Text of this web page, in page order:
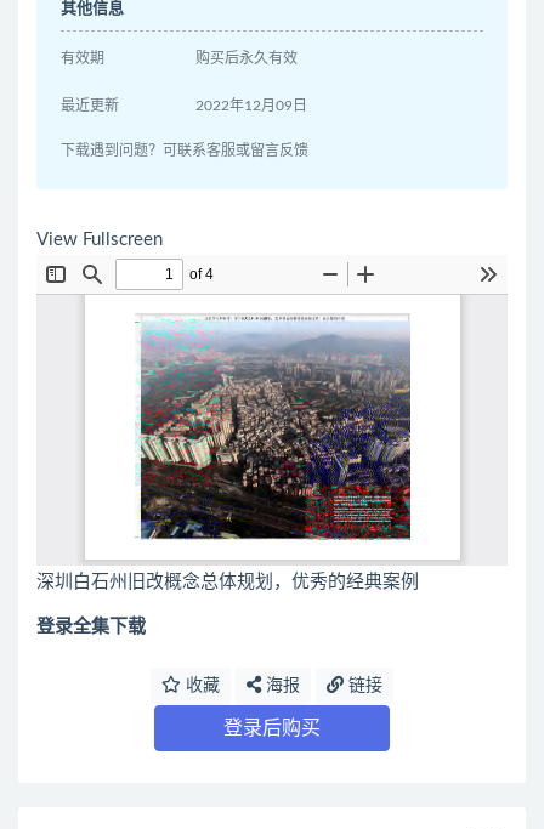
其他信息
有效期 购买后永久有效
最近更新 2022年12月09日
下载遇到问题？可联系客服或留言反馈
View Fullscreen
深圳白石州旧改概念总体规划，优秀的经典案例
登录全集下载
收藏 海报 链接
登录后购买